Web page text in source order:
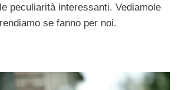
peculiarità interessanti. Vediamole
se fanno per noi.